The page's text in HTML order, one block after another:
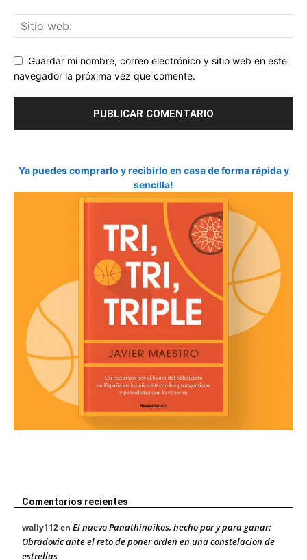
Guardar mi nombre, correo electrónico y sitio web en este
navegador la próxima vez que comente.
Ya puedes comprarlo y recibirlo en casa de forma rápida y
sencilla!
Comentarios recientes
wally112en El nuevo Panathinaikos, hecho por y para ganar:
Obradovic ante el reto de poner orden en una constelación de
estrellas